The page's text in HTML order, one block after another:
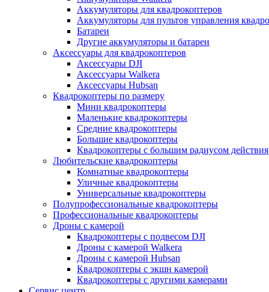
Аккумуляторы для квадрокоптеров
Аккумуляторы для пультов управления
Батареи
Другие аккумуляторы и батареи
Аксессуары для квадрокоптеров
Аксессуары DJI
Аксессуары Walkera
Аксессуары Hubsan
Квадрокоптеры по размеру
Мини квадрокоптеры
Маленькие квадрокоптеры
Средние квадрокоптеры
Большие квадрокоптеры
Квадрокоптеры с большим радиусом действия
Любительские квадрокоптеры
Комнатные квадрокоптеры
Уличные квадрокоптеры
Универсальные квадрокоптеры
Полупрофессиональные квадрокоптеры
Профессиональные квадрокоптеры
Дроны с камерой
Квадрокоптеры с подвесом DJI
Дроны с камерой Walkera
Дроны с камерой Hubsan
Квадрокоптеры с экшн камерой
Квадрокоптеры с другими камерами